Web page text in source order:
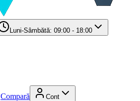
Luni-Sâmbătă: 09:00 - 18:00
Compară Cont